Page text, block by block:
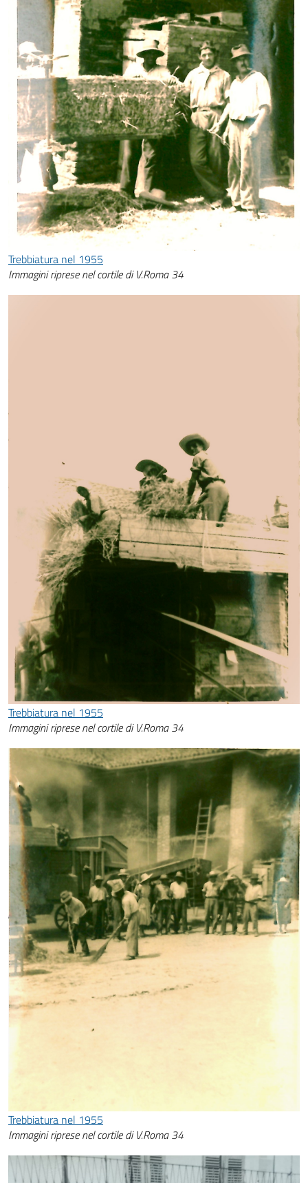
Trebbiatura nel 1955
Immagini riprese nel cortile di V.Roma 34
Trebbiatura nel 1955
Immagini riprese nel cortile di V.Roma 34
Trebbiatura nel 1955
Immagini riprese nel cortile di V.Roma 34